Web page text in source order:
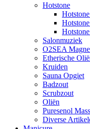
Hotstone
Salonmuziek
O2SEA
Etherische
Kruiden
Sauna Opgiet
Badzout
Scrubzout
Oliën
Puresenol
Diverse